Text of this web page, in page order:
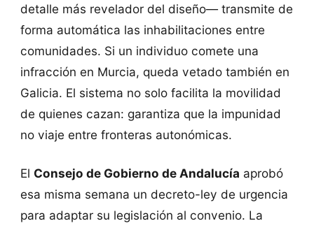
detalle más revelador del diseño— transmite de
forma automática las inhabilitaciones entre
comunidades. Si un individuo comete una
infracción en Murcia, queda vetado también en
Galicia. El sistema no solo facilita la movilidad
de quienes cazan: garantiza que la impunidad
no viaje entre fronteras autonómicas.
El Consejo de Gobierno de Andalucía aprobó
esa misma semana un decreto-ley de urgencia
para adaptar su legislación al convenio. La